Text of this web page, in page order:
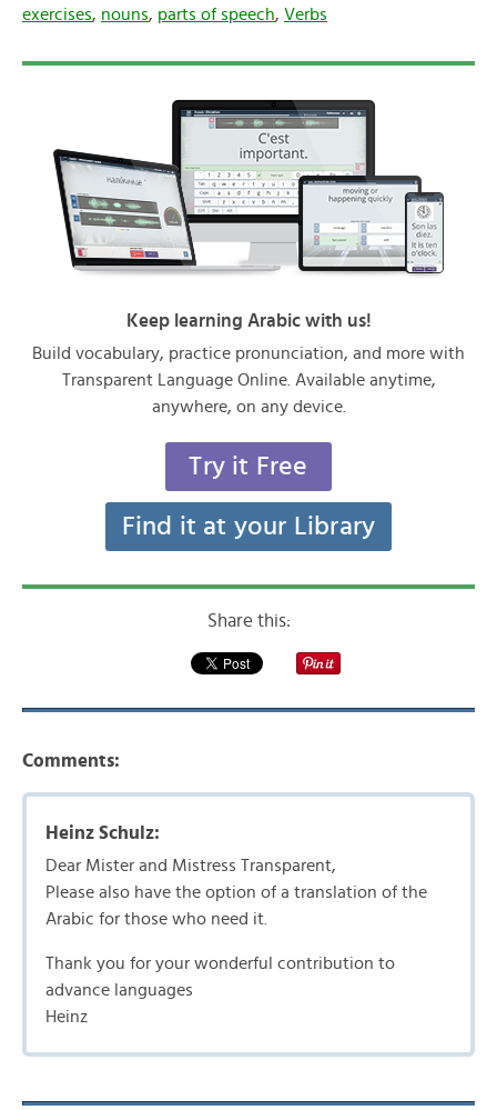
exercises, nouns, parts of speech, Verbs
Keep learning Arabic with us!
Build vocabulary, practice pronunciation, and more with
Transparent Language Online. Available anytime,
anywhere, on any device.
Try it Free
Find it at your Library
Share this:
Comments:
Heinz Schulz:
Dear Mister and Mistress Transparent,
Please also have the option of a translation of the
Arabic for those who need it.
Thank you for your wonderful contribution to
advance languages
Heinz